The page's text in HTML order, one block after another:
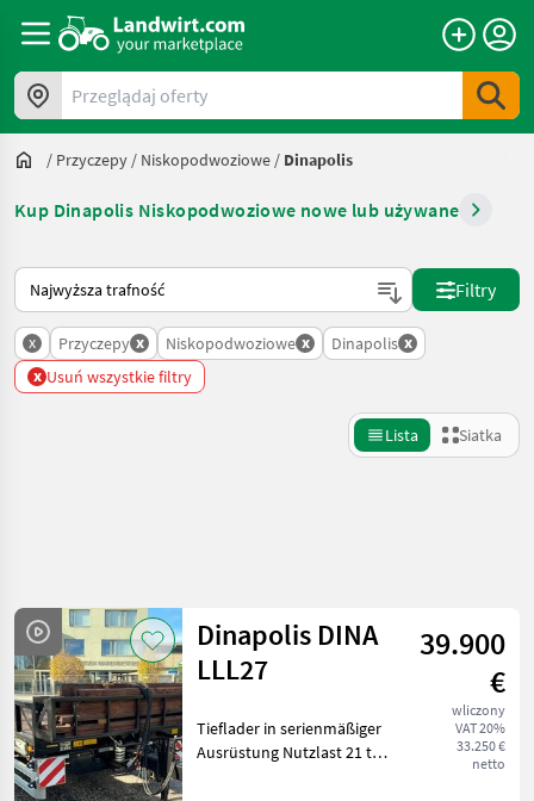
Przeglądaj oferty
/ Przyczepy / Niskopodwoziowe / Dinapolis
Kup Dinapolis Niskopodwoziowe nowe lub używane
Tak sortuje się na Landwirt.com
Filtry
x Przyczepy x Niskopodwoziowe x Dinapolis x
x Usuń wszystkie filtry
Lista Siatka
Kategoria 4 Kraj Filtry
AKTUALNA
ŚCIEŻKA
technika
rolnicza
Zresetuj
Pokaż 5
wyników
Dinapolis DINA
LLL27
39.900
€
wliczony
VAT 20%
33.250 €
netto
Tieflader in serienmäßiger
Ausrüstung Nutzlast 21 to